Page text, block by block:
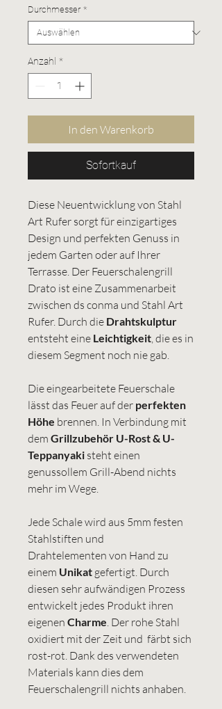
Durchmesser *
Anzahl *
In den Warenkorb
Sofortkauf
Diese Neuentwicklung von Stahl
Art Rufer sorgt für einzigartiges
Design und perfekten Genuss in
jedem Garten oder auf Ihrer
Terrasse. Der Feuerschalengrill
Drato ist eine Zusammenarbeit
zwischen ds conma und Stahl Art
Rufer. Durch die Drahtskulptur
entsteht eine Leichtigkeit, die es in
diesem Segment noch nie gab.
Die eingearbeitete Feuerschale
lässt das Feuer auf der perfekten
Höhe brennen. In Verbindung mit
dem Grillzubehör U-Rost & U-
Teppanyaki steht einen
genussollem Grill-Abend nichts
mehr im Wege.
Jede Schale wird aus 5mm festen
Stahlstiften und
Drahtelementen von Hand zu
einem Unikat gefertigt. Durch
diesen sehr aufwändigen Prozess
entwickelt jedes Produkt ihren
eigenen Charme. Der rohe Stahl
oxidiert mit der Zeit und färbt sich
rost-rot. Dank des verwendeten
Materials kann dies dem
Feuerschalengrill nichts anhaben.